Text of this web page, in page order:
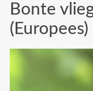
Bonte
(Europees)